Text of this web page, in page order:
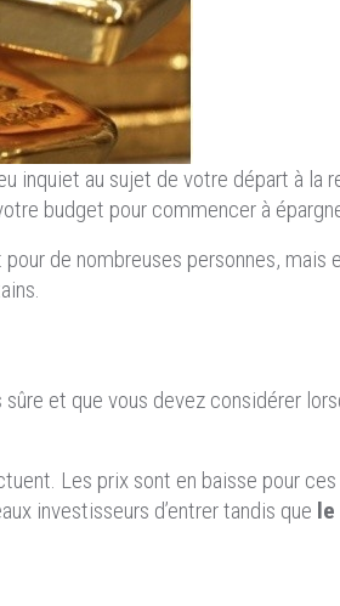
inquiet au sujet de votre départ à la
budget pour commencer à
de nombreuses personnes,
et que vous devez considérer
Les prix sont en baisse pour
investisseurs d’entrer tandis que le